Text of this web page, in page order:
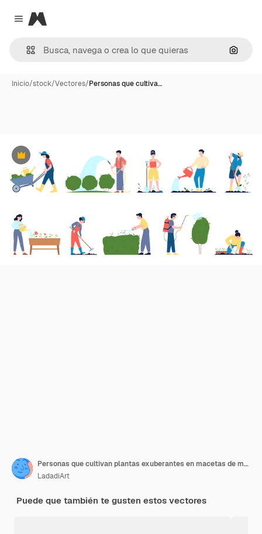
Close menu
Magnific
Inicio/stock/Vectores/Personas que cultiva…
Premium
Personas que cultivan plantas exuberantes en macetas de madera y suelo Trasplante de vegetación orgánica descanso de verano en el pueblo Afición a la agricultura personajes de plantación de vectores recientes
LadadiArt
Puede que también te gusten estos vectores